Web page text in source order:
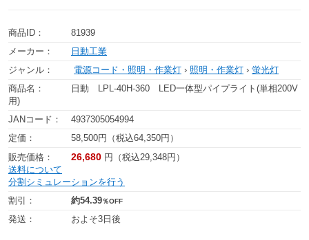
商品ID：
81939
メーカー：
日動工業
ジャンル：
電源コード・照明・作業灯 › 照明・作業灯 › 蛍光灯
商品名：
日動 LPL-40H-360 LED一体型パイプライト(単相200V
用)
JANコード：
4937305054994
定価：
58,500円（税込64,350円）
販売価格：
26,680 円（税込29,348円）
送料について
分割シミュレーションを行う
割引：
約54.39％OFF
発送： およそ3日後